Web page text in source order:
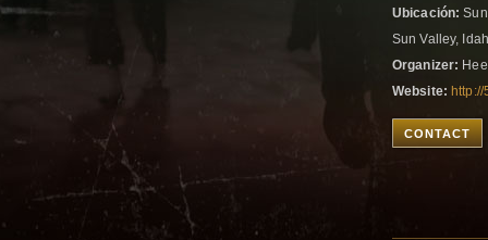
Ubicación:
Sun Valley,
Organizer:
Website:
CONTACT